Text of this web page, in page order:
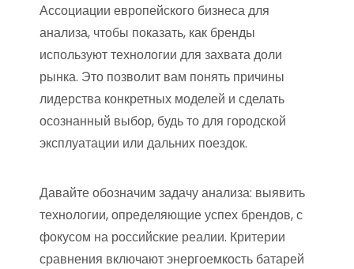
Ассоциации европейского бизнеса для
анализа, чтобы показать, как бренды
используют технологии для захвата доли
рынка. Это позволит вам понять причины
лидерства конкретных моделей и сделать
осознанный выбор, будь то для городской
эксплуатации или дальних поездок.
Давайте обозначим задачу анализа: выявить
технологии, определяющие успех брендов, с
фокусом на российские реалии. Критерии
сравнения включают энергоемкость батарей